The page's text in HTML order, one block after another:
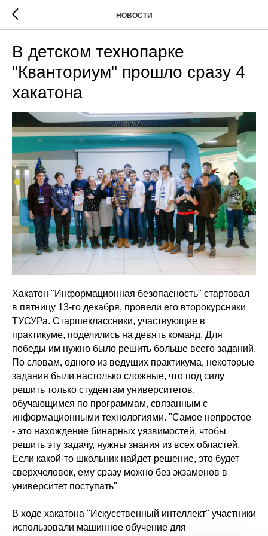
НОВОСТИ
В детском технопарке
"Кванториум" прошло сразу 4
хакатона
Хакатон "Информационная безопасность" стартовал
в пятницу 13-го декабря, провели его второкурсники
ТУСУРа. Старшеклассники, участвующие в
практикуме, поделились на девять команд. Для
победы им нужно было решить больше всего заданий.
По словам, одного из ведущих практикума, некоторые
задания были настолько сложные, что под силу
решить только студентам университетов,
обучающимся по программам, связанным с
информационными технологиями. "Самое непростое
- это нахождение бинарных уязвимостей, чтобы
решить эту задачу, нужны знания из всех областей.
Если какой-то школьник найдет решение, это будет
сверхчеловек, ему сразу можно без экзаменов в
университет поступать"
В ходе хакатона "Искусственный интеллект" участники
использовали машинное обучение для